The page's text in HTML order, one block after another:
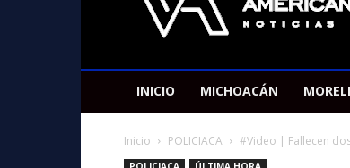
INICIO MICHOACÁN
Inicio POLICIACA #Video | Fallecen